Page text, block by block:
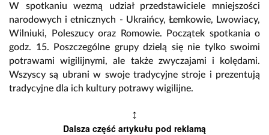
W spotkaniu wezmą udział przedstawiciele mniejszości
narodowych i etnicznych - Ukraińcy, Łemkowie, Lwowiacy,
Wilniuki, Poleszucy oraz Romowie. Początek spotkania o
godz. 15. Poszczególne grupy dzielą się nie tylko swoimi
potrawami wigilijnymi, ale także zwyczajami i kolędami.
Wszyscy są ubrani w swoje tradycyjne stroje i prezentują
tradycyjne dla ich kultury potrawy wigilijne.
↕
Dalsza część artykułu pod reklamą